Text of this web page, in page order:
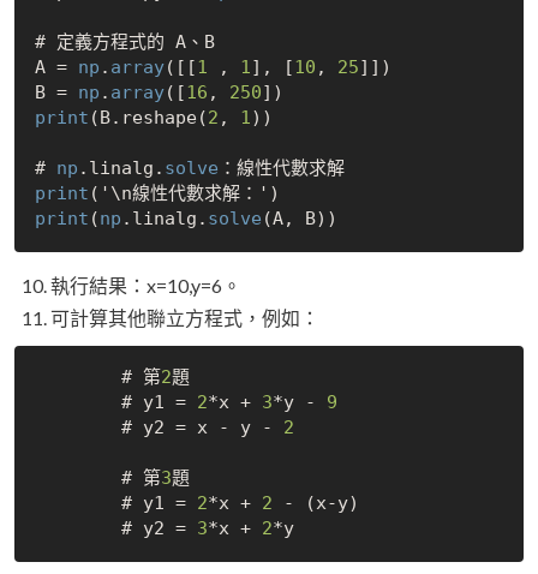
# 定義方程式的 A、B
A = np . array([[1 , 1], [10 , 25]])
B = np . array([16 , 250
print (B.reshape(2 , 1))
# np .linalg. solve
：線性代數求解
print
print (np .linalg. solve
執行結果：x=10,y=6。
可計算其他聯立方程式，例如：
        # 第
2題
        # y1 =
2*x + 3*y - 9
        # y2 = x - y -
2
        # 第
3題
        # y1 =
2*x + 2 - (x-y)
        # y2 =
3*x + 2 *y